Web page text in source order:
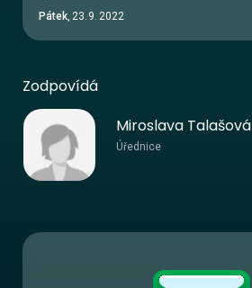
Pátek, 23. 9. 2022
Zodpovídá
Miroslava Talašová
Úřednice